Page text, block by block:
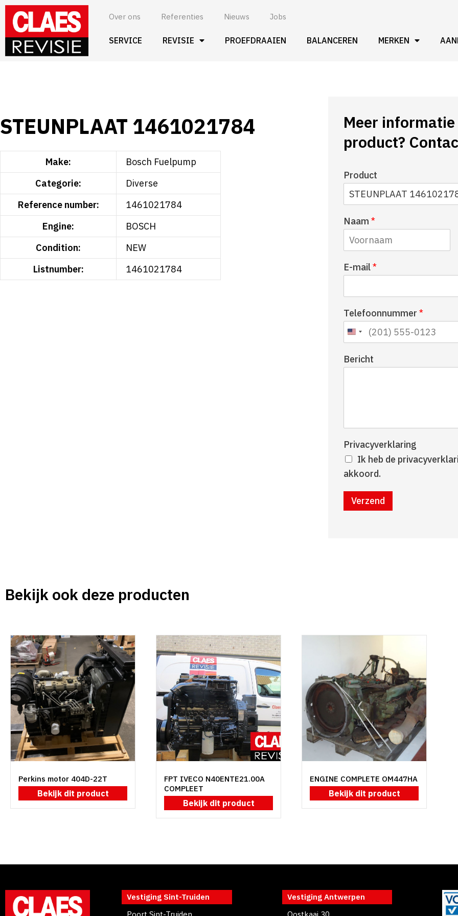
Spring
naar
de
inhoud
Over ons Referenties Nieuws Jobs
SERVICE REVISIE PROEFDRAAIEN BALANCEREN MERKEN
STEUNPLAAT 1461021784
Make:
Bosch Fuelpump
Categorie:
Diverse
Reference number:
1461021784
Engine:
BOSCH
Condition:
NEW
Listnumber:
1461021784
Meer
product?
Product
Naam *
o
a
a
m
E-mail*
Telefoonnummer *
Bericht
Privacyverklaring
Ik heb de
akkoord.
Verzend
Bekijk ook deze producten
Perkins motor 404D-22T
Bekijk dit product
FPT IVECO N40ENTE21.00A
COMPLEET
Bekijk dit product
ENGINE COMPLETE OM447HA
Bekijk dit product
Vestiging Sint-Truiden
Vestiging Antwerpen